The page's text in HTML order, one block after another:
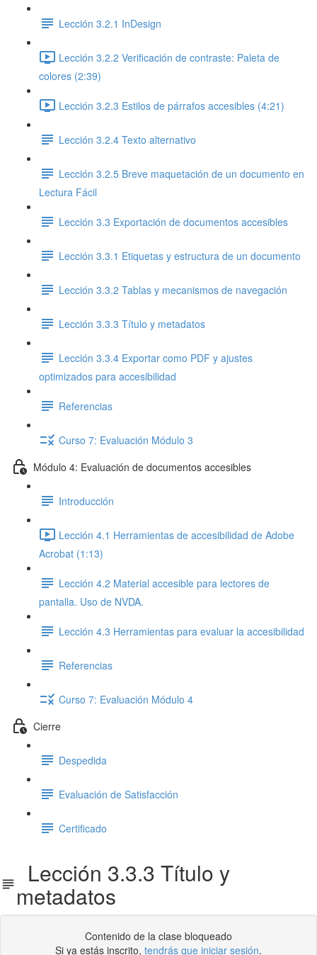
Lección 3.2.1 InDesign
Lección 3.2.2 Verificación de contraste: Paleta de
colores (2:39)
Lección 3.2.3 Estilos de párrafos accesibles (4:21)
Lección 3.2.4 Texto alternativo
Lección 3.2.5 Breve maquetación de un documento en
Lectura Fácil
Lección 3.3 Exportación de documentos accesibles
Lección 3.3.1 Etiquetas y estructura de un documento
Lección 3.3.2 Tablas y mecanismos de navegación
Lección 3.3.3 Título y metadatos
Lección 3.3.4 Exportar como PDF y ajustes
optimizados para accesibilidad
Referencias
Curso 7: Evaluación Módulo 3
Módulo 4: Evaluación de documentos accesibles
Introducción
Lección 4.1 Herramientas de accesibilidad de Adobe
Acrobat (1:13)
Lección 4.2 Material accesible para lectores de
pantalla. Uso de NVDA.
Lección 4.3 Herramientas para evaluar la accesibilidad
Referencias
Curso 7: Evaluación Módulo 4
Cierre
Despedida
Evaluación de Satisfacción
Certificado
Lección 3.3.3 Título y
metadatos
Contenido de la clase bloqueado
Si ya estás inscrito, tendrás que iniciar sesión.